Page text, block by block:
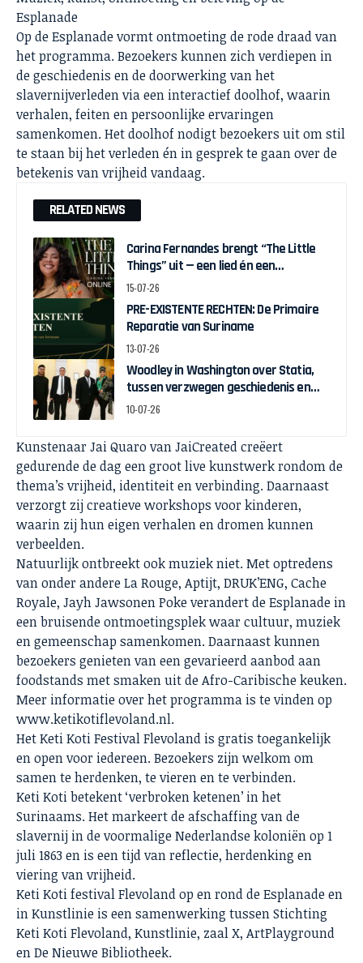
Esplanade
Op de Esplanade vormt ontmoeting de rode draad van
het programma. Bezoekers kunnen zich verdiepen in
de geschiedenis en de doorwerking van het
slavernijverleden via een interactief doolhof, waarin
verhalen, feiten en persoonlijke ervaringen
samenkomen. Het doolhof nodigt bezoekers uit om stil
te staan bij het verleden én in gesprek te gaan over de
betekenis van vrijheid vandaag.
RELATED NEWS
Carina Fernandes brengt “The Little
Things” uit — een lied én een
interactieve game over weer in
15-07-26
PRE-EXISTENTE RECHTEN: De Primaire
Reparatie van Suriname
13-07-26
Woodley in Washington over Statia,
tussen verzwegen geschiedenis en
zelfbeschikking
10-07-26
Kunstenaar Jai Quaro van JaiCreated creëert
gedurende de dag een groot live kunstwerk rondom de
thema’s vrijheid, identiteit en verbinding. Daarnaast
verzorgt zij creatieve workshops voor kinderen,
waarin zij hun eigen verhalen en dromen kunnen
verbeelden.
Natuurlijk ontbreekt ook muziek niet. Met optredens
van onder andere La Rouge, Aptijt, DRUK’ENG, Cache
Royale, Jayh Jawsonen Poke verandert de Esplanade in
een bruisende ontmoetingsplek waar cultuur, muziek
en gemeenschap samenkomen. Daarnaast kunnen
bezoekers genieten van een gevarieerd aanbod aan
foodstands met smaken uit de Afro-Caribische keuken.
Meer informatie over het programma is te vinden op
www.ketikotiflevoland.nl.
Het Keti Koti Festival Flevoland is gratis toegankelijk
en open voor iedereen. Bezoekers zijn welkom om
samen te herdenken, te vieren en te verbinden.
Keti Koti betekent ‘verbroken ketenen’ in het
Surinaams. Het markeert de afschaffing van de
slavernij in de voormalige Nederlandse koloniën op 1
juli 1863 en is een tijd van reflectie, herdenking en
viering van vrijheid.
Keti Koti festival Flevoland op en rond de Esplanade en
in Kunstlinie is een samenwerking tussen Stichting
Keti Koti Flevoland, Kunstlinie, zaal X, ArtPlayground
en De Nieuwe Bibliotheek.